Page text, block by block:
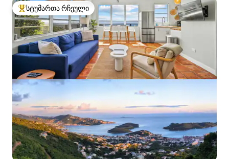
სტუმართა რჩეული მოწინავე ვარიანტი
სტუმართა რჩეული